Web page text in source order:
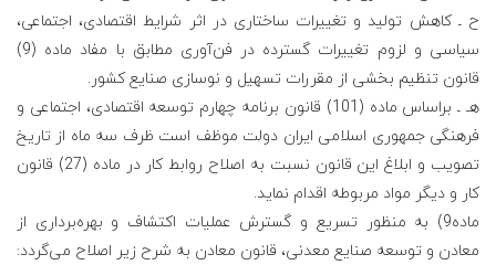
ح ـ کاهش تولید و تغییرات ساختاری در اثر شرایط اقتصادی، اجتماعی،
سیاسی و لزوم تغییرات گسترده در فن‌آوری مطابق با مفاد ماده (9)
قانون تنظیم بخشی از مقررات تسهیل و نوسازی صنایع کشور.
هـ ـ براساس ماده (101) قانون برنامه چهارم توسعه اقتصادی، اجتماعی و
فرهنگی جمهوری اسلامی ایران دولت موظف است ظرف سه ماه از تاریخ
تصویب و ابلاغ این قانون نسبت به اصلاح روابط کار در ماده (27) قانون
کار و دیگر مواد مربوطه اقدام نماید.
ماده9) به منظور تسریع و گسترش عملیات اکتشاف و بهره‌برداری از
معادن و توسعه صنایع معدنی، قانون معادن به شرح زیر اصلاح می‌گردد: